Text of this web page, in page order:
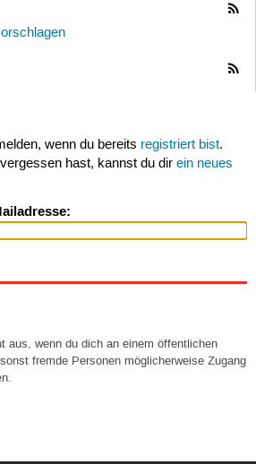
wenn du bereits registriert bist.
hast, kannst du dir ein neues
aus, wenn du dich an einem öffentlichen
fremde Personen möglicherweise Zugang